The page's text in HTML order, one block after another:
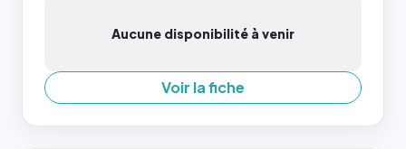
Aucune disponibilité à venir
Voir la fiche